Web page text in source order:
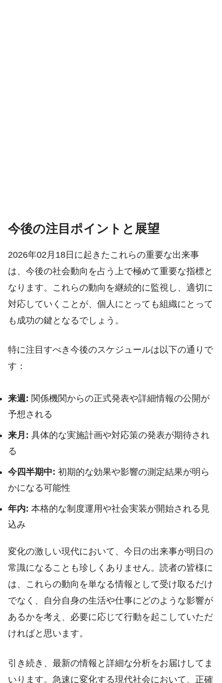
今後の注目ポイントと展望
2026年02月18日に起きたこれらの重要な出来事
は、今後の社会動向を占う上で極めて重要な指標と
なります。これらの動向を継続的に監視し、適切に
対応していくことが、個人にとっても組織にとって
も成功の鍵となるでしょう。
特に注目すべき今後のスケジュールは以下の通りで
す：
来週: 関係機関からの正式発表や詳細情報の公開が
予想される
来月: 具体的な実施計画や対応策の発表が期待され
る
今四半期中: 初期的な効果や影響の測定結果が明ら
かになる可能性
年内: 本格的な制度運用や社会実装が開始される見
込み
変化の激しい現代において、今日の出来事が明日の
常識になることも珍しくありません。読者の皆様に
は、これらの動向を単なる情報として受け取るだけ
でなく、自分自身の生活や仕事にどのような影響が
あるかを考え、必要に応じて行動を起こしていただ
ければと思います。
引き続き、最新の情報と詳細な分析をお届けしてま
いります。急速に変化する現代社会において、正確